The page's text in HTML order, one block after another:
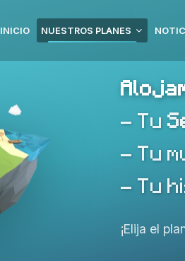
INICIO NUESTROS PLANES
- Tu
- Tu
- Tu
¡Elija el